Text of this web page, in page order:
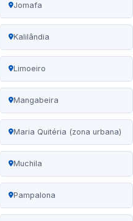
Jomafa
Kalilândia
Limoeiro
Mangabeira
Maria Quitéria (zona urbana)
Muchila
Pampalona